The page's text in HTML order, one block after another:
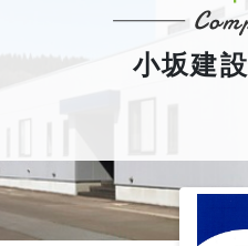
小坂建